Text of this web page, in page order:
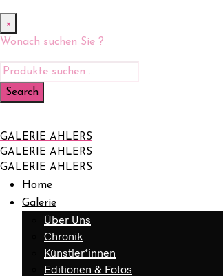
×
Wonach suchen Sie ?
GALERIE AHLERS
GALERIE AHLERS
GALERIE AHLERS
Home
Galerie
Über Uns
Chronik
Künstler*innen
Editionen & Fotos